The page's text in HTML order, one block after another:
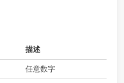
描述
任意数字